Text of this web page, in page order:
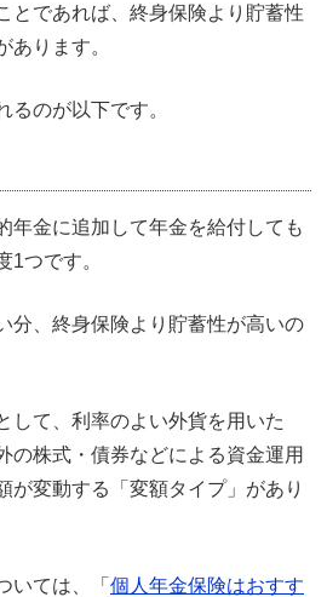
とであれば、終身保険より貯蓄性
あります。
るのが以下です。
年金に追加して年金を給付しても
1つです。
分、終身保険より貯蓄性が高いの
して、利率のよい外貨を用いた
の株式・債券などによる資金運用
が変動する「変額タイプ」があり
いては、「 個人年金保険はおすす